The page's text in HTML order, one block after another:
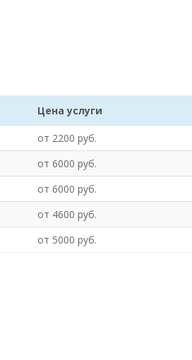
Цена услуги
от 2200 руб.
от 6000 руб.
от 6000 руб.
от 4600 руб.
от 5000 руб.